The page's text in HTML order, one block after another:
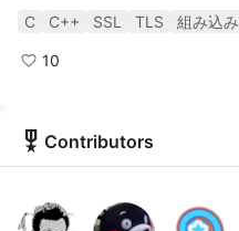
C C++ SSL TLS 組み込み
10
military_tech Contributors